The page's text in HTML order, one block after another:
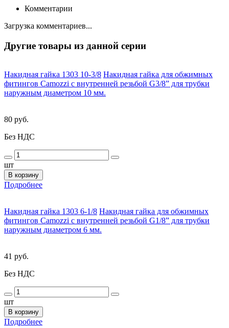
Комментарии
Загрузка комментариев...
Другие товары из данной серии
Накидная гайка 1303 10-3/8 Накидная гайка для обжимных
фитингов Camozzi с внутренней резьбой G3/8” для трубки
наружным диаметром 10 мм.
80 руб.
Без НДС
шт
В корзину
Подробнее
Накидная гайка 1303 6-1/8 Накидная гайка для обжимных
фитингов Camozzi с внутренней резьбой G1/8” для трубки
наружным диаметром 6 мм.
41 руб.
Без НДС
шт
В корзину
Подробнее